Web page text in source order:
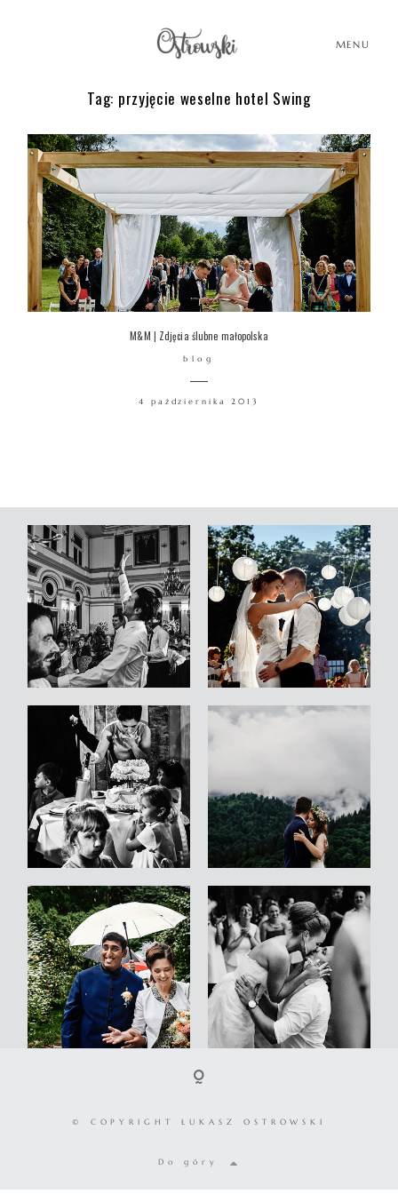
MENU
Tag: przyjęcie weselne hotel Swing
M&M | Zdjęcia ślubne małopolska
blog
4 października 2013
HISTORIE
PORTFOLIO
O MNIE
© COPYRIGHT ŁUKASZ OSTROWSKI
© COPYRIGHT ŁUKASZ OSTROWSKI
Do góry